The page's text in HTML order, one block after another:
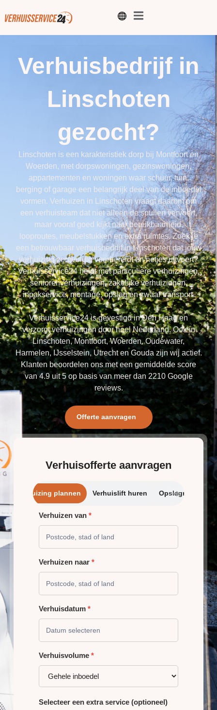
Verhuisbedrijf in
Linschoten
gezocht?
Linschoten is een karakteristiek dorp bij Montfoort en
Woerden, met dorpswoningen, gezinswoningen,
appartementen en woningen waar schuur, tuin,
berging of garage een belangrijk deel van de inboedel
vormen. Verhuizen in Linschoten vraagt daarom om
een verhuisteam dat niet alleen de spullen vervoert,
maar vooraf goed kijkt naar bereikbaarheid,
looproutes, meubelstukken en extra ruimtes. Zoek je
een betrouwbaar verhuisbedrijf in Linschoten dat jouw
verhuizing zorgvuldig voorbereidt en netjes uitvoert?
Verhuisservice24 helpt met particuliere verhuizingen,
seniorenverhuizingen, zakelijke verhuizingen,
inpakservice, montage, opslag en zwaar transport.
Verhuisservice24 is gevestigd in Den Haag en
verzorgt verhuizingen door heel Nederland. Ook in
Linschoten, Montfoort, Woerden, Oudewater,
Harmelen, IJsselstein, Utrecht en Gouda zijn wij actief.
Klanten beoordelen ons met een gemiddelde score
van 4.9 uit 5 op basis van meer dan 2210 Google
reviews.
Offerte aanvragen
Verhuisofferte aanvragen
Verhuizing plannen Verhuislift huren
VERHUIZING
PLANNEN
Verhuizen van *
Verhuizen naar *
Verhuisdatum *
Verhuisvolume *
Selecteer een extra service (optioneel)
➔